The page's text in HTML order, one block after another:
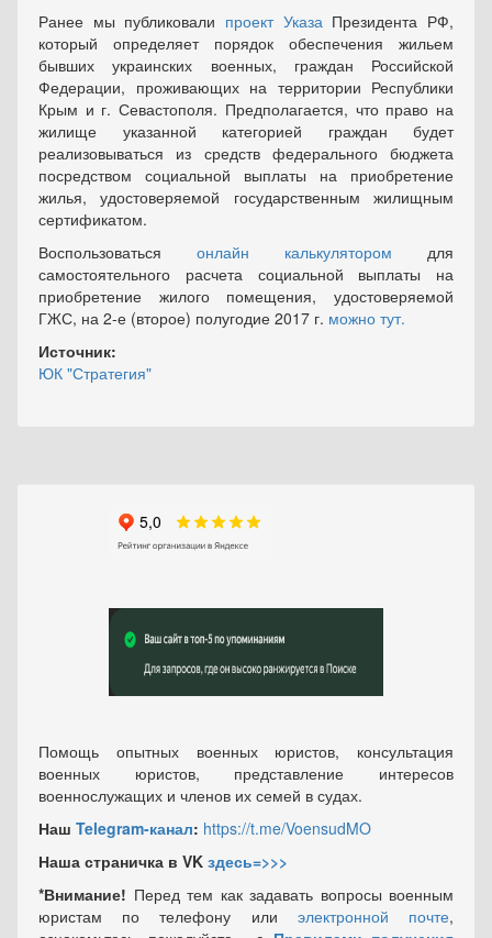
Ранее мы публиковали проект УказаПрезидента РФ,
который определяет порядок обеспечения жильем
бывших украинских военных, граждан Российской
Федерации, проживающих на территории Республики
Крым и г. Севастополя. Предполагается, что право на
жилище указанной категорией граждан будет
реализовываться из средств федерального бюджета
посредством социальной выплаты на приобретение
жилья, удостоверяемой государственным жилищным
сертификатом.
Воспользоваться онлайн калькулятором для
самостоятельного расчета социальной выплаты на
приобретение жилого помещения, удостоверяемой
ГЖС, на 2-е (второе) полугодие 2017 г. можно тут.
Источник:
ЮК "Стратегия"
Помощь опытных военных юристов, консультация
военных юристов, представление интересов
военнослужащих и членов их семей в судах.
Наш Telegram-канал: https://t.me/VoensudMO
Наша страничка в VK здесь=>>>
*Внимание! Перед тем как задавать вопросы военным
юристам по телефону или электронной почте,